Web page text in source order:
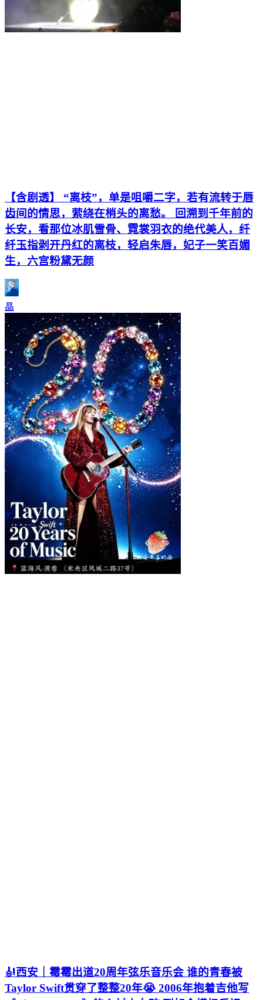
【含剧透】 “离枝”，单是咀嚼二字，若有流转于唇
齿间的情思，萦绕在梢头的离愁。 回溯到千年前的
长安，看那位冰肌雪骨、霓裳羽衣的绝代美人，纤
纤玉指剥开丹红的离枝，轻启朱唇，妃子一笑百媚
生，六宫粉黛无颜
瞐
🎻西安｜霉霉出道20周年弦乐音乐会 谁的青春被
Taylor Swift贯穿了整整20年😭 2006年抱着吉他写